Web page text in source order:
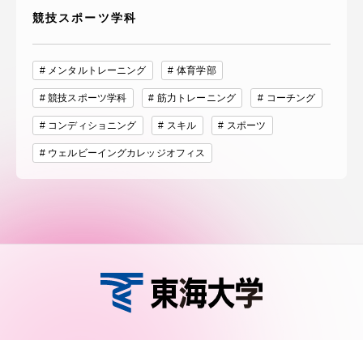
競技スポーツ学科
メンタルトレーニング 体育学部
競技スポーツ学科 筋力トレーニング コーチング
コンディショニング スキル スポーツ
ウェルビーイングカレッジオフィス